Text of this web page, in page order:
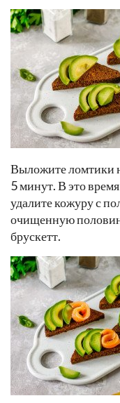
Выложите ломтики
5 минут. В это
удалите кожуру с
очищенную
брускетт.